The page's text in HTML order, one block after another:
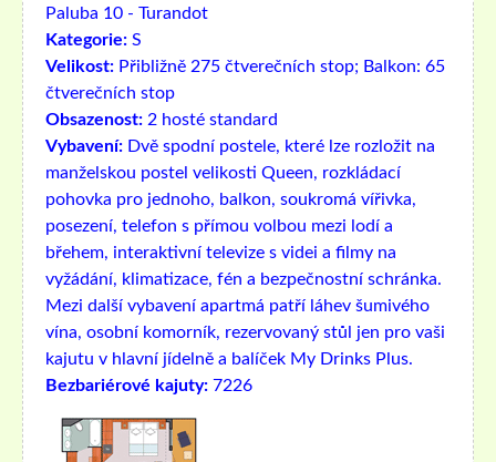
Paluba 10 - Turandot
Kategorie: S
Velikost: Přibližně 275 čtverečních stop; Balkon: 65
čtverečních stop
Obsazenost: 2 hosté standard
Vybavení: Dvě spodní postele, které lze rozložit na
manželskou postel velikosti Queen, rozkládací
pohovka pro jednoho, balkon, soukromá vířivka,
posezení, telefon s přímou volbou mezi lodí a
břehem, interaktivní televize s videi a filmy na
vyžádání, klimatizace, fén a bezpečnostní schránka.
Mezi další vybavení apartmá patří láhev šumivého
vína, osobní komorník, rezervovaný stůl jen pro vaši
kajutu v hlavní jídelně a balíček My Drinks Plus.
Bezbariérové ​​kajuty: 7226